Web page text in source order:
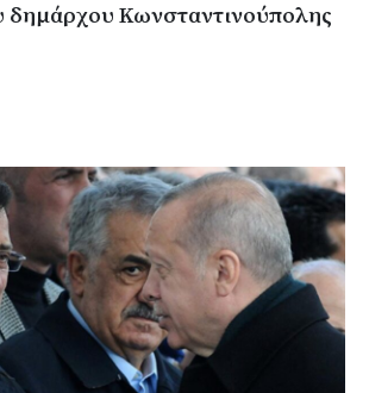
δημάρχου Κωνσταντινούπολης